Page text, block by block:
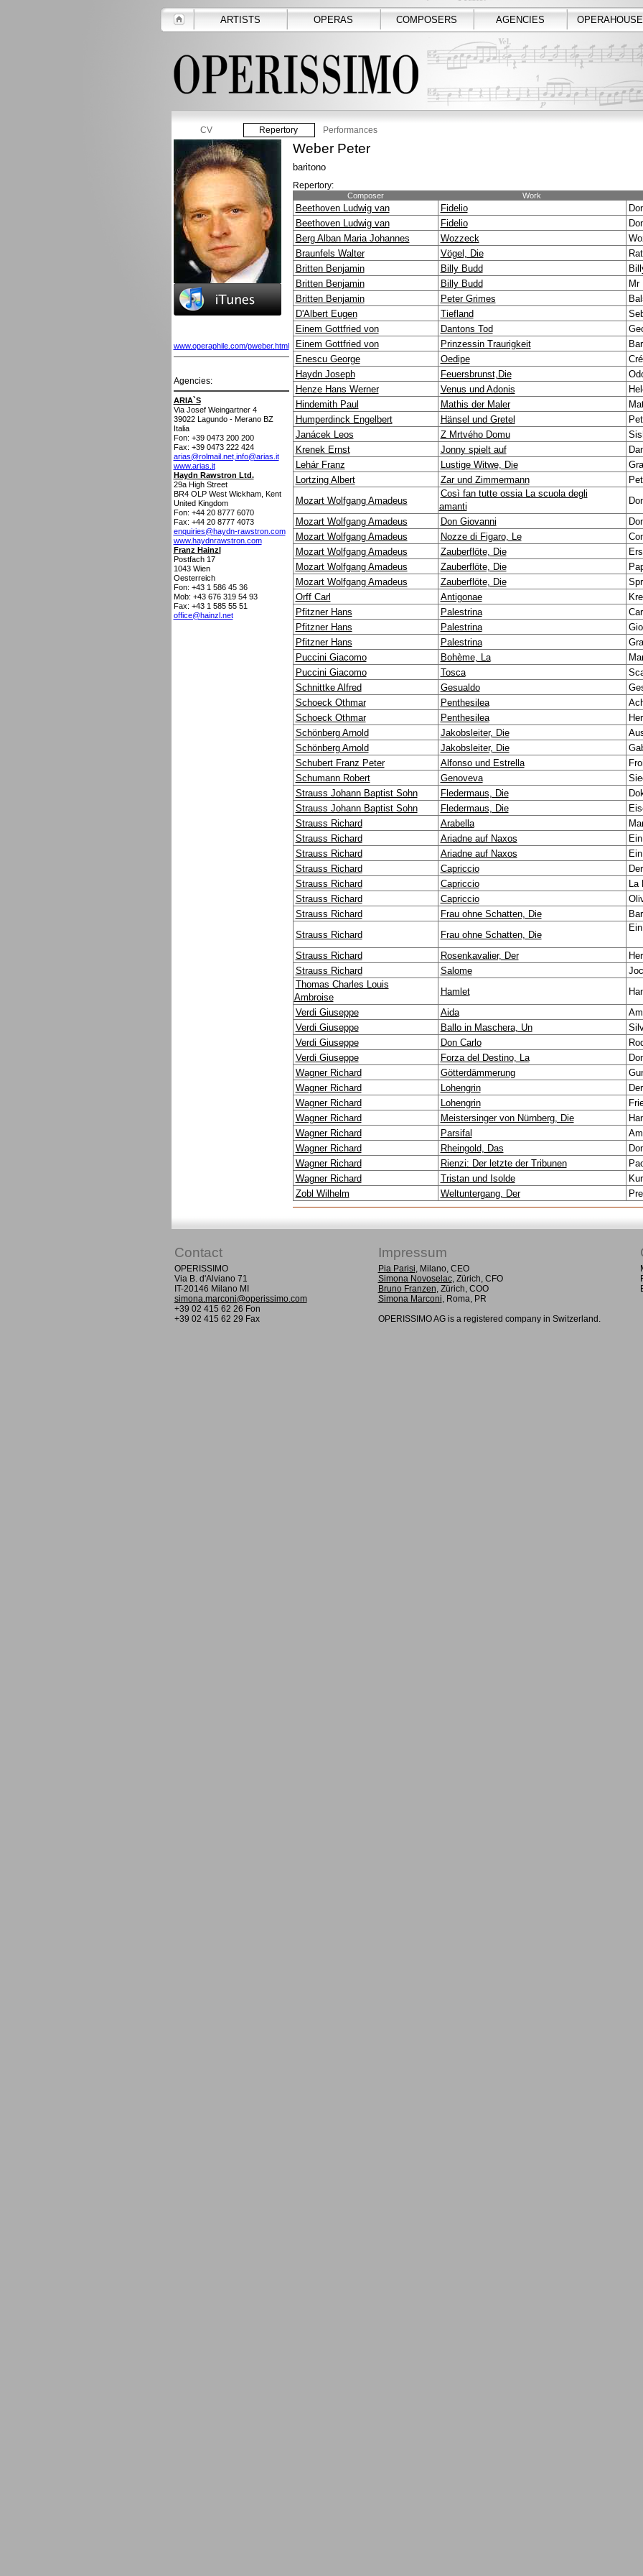
ARTISTS OPERAS COMPOSERS AGENCIES
CV Repertory Performances
www.operaphile.com/pweber.html
Agencies:
ARIA`S
Via Josef Weingartner 4
39022 Lagundo - Merano BZ
Italia
Fon: +39 0473 200 200
Fax: +39 0473 222 424
arias@rolmail.net,info@arias.it
www.arias.it
Haydn Rawstron Ltd.
29a High Street
BR4 OLP West Wickham, Kent
United Kingdom
Fon: +44 20 8777 6070
Fax: +44 20 8777 4073
enquiries@haydn-rawstron.com
www.haydnrawstron.com
Franz Hainzl
Postfach 17
1043 Wien
Oesterreich
Fon: +43 1 586 45 36
Mob: +43 676 319 54 93
Fax: +43 1 585 55 51
office@hainzl.net
Weber Peter
baritono
Repertory:
Composer Work
Beethoven Ludwig van Fidelio
Beethoven Ludwig van
Fidelio
Berg Alban Maria Johannes
Wozzeck
Braunfels Walter
Vögel, Die
Britten Benjamin
Billy Budd
Britten Benjamin
Billy Budd
Mr
Britten Benjamin
Peter Grimes
D'Albert Eugen
Tiefland
Einem Gottfried von
Dantons Tod
Einem Gottfried von
Prinzessin Traurigkeit
Enescu George
Oedipe
Haydn Joseph
Feuersbrunst,Die
Henze Hans Werner
Venus und Adonis
Hindemith Paul
Mathis der Maler
Humperdinck Engelbert
Hänsel und Gretel
Janácek Leos
Z Mrtvého Domu
Krenek Ernst
Jonny spielt auf
Lehár Franz
Lustige Witwe, Die
Lortzing Albert
Zar und Zimmermann
Mozart Wolfgang Amadeus
Così fan tutte ossia La scuola degli
amanti
Mozart Wolfgang Amadeus
Don Giovanni
Mozart Wolfgang Amadeus
Nozze di Figaro, Le
Mozart Wolfgang Amadeus
Zauberflöte, Die
Mozart Wolfgang Amadeus
Zauberflöte, Die
Mozart Wolfgang Amadeus
Zauberflöte, Die
Orff Carl
Antigonae
Pfitzner Hans
Palestrina
Pfitzner Hans
Palestrina
Pfitzner Hans
Palestrina
Puccini Giacomo
Bohème, La
Puccini Giacomo
Tosca
Schnittke Alfred
Gesualdo
Schoeck Othmar
Penthesilea
Schoeck Othmar
Penthesilea
Schönberg Arnold
Jakobsleiter, Die
Schönberg Arnold
Jakobsleiter, Die
Schubert Franz Peter
Alfonso und Estrella
Schumann Robert
Genoveva
Strauss Johann Baptist Sohn
Fledermaus, Die
Strauss Johann Baptist Sohn
Fledermaus, Die
Strauss Richard
Arabella
Strauss Richard
Ariadne auf Naxos
Strauss Richard
Ariadne auf Naxos
Strauss Richard
Capriccio
Strauss Richard
Capriccio
La
Strauss Richard
Capriccio
Strauss Richard
Frau ohne Schatten, Die
Strauss Richard
Frau ohne Schatten, Die
Strauss Richard Rosenkavalier, Der
Strauss Richard
Salome
Thomas Charles Louis
Ambroise
Hamlet
Verdi Giuseppe
Aida
Verdi Giuseppe
Ballo in Maschera, Un
Verdi Giuseppe
Don Carlo
Verdi Giuseppe
Forza del Destino, La
Wagner Richard
Götterdämmerung
Wagner Richard
Lohengrin
Wagner Richard
Lohengrin
Wagner Richard
Meistersinger von Nürnberg, Die
Wagner Richard
Parsifal
Wagner Richard
Rheingold, Das
Wagner Richard
Rienzi: Der letzte der Tribunen
Wagner Richard
Tristan und Isolde
Zobl Wilhelm
Weltuntergang, Der
Contact Impressum
OPERISSIMO
Via B. d'Alviano 71
IT-20146 Milano MI
simona.marconi@operissimo.com
+39 02 415 62 26 Fon
+39 02 415 62 29 Fax
Pia Parisi, Milano, CEO
Simona Novoselac, Zürich, CFO
Bruno Franzen, Zürich, COO
Simona Marconi, Roma, PR
OPERISSIMO AG is a registered company in Switzerland.